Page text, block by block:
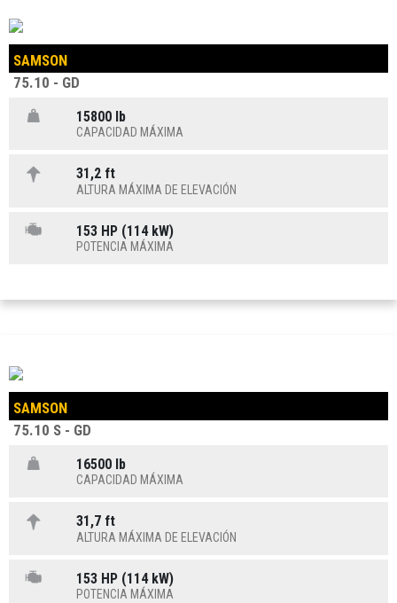
SAMSON
75.10 - GD
15800 lb
CAPACIDAD MÁXIMA
31,2 ft
ALTURA MÁXIMA DE ELEVACIÓN
153 HP (114 kW)
POTENCIA MÁXIMA
SAMSON
75.10 S - GD
16500 lb
CAPACIDAD MÁXIMA
31,7 ft
ALTURA MÁXIMA DE ELEVACIÓN
153 HP (114 kW)
POTENCIA MÁXIMA